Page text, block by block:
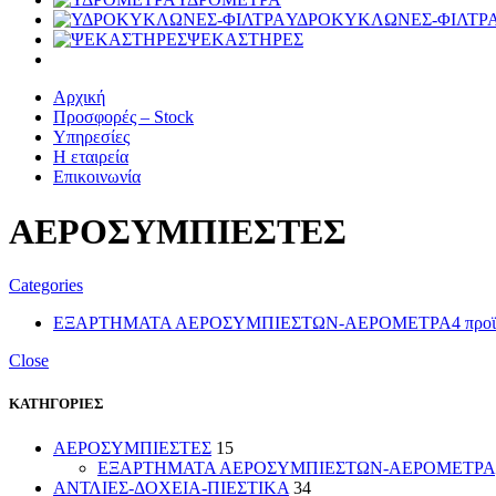
ΥΔΡΟΚΥΚΛΩΝΕΣ-
ΨΕΚΑΣΤΗΡΕΣ
Αρχική
Προσφορές – Stock
Υπηρεσίες
Η εταιρεία
Επικοινωνία
ΑΕΡΟΣΥΜΠΙΕΣΤΕΣ
Categories
ΕΞΑΡΤΗΜΑΤΑ ΑΕΡΟΣΥΜΠΙΕΣΤΩΝ-ΑΕΡΟΜΕΤΡΑ4
Close
ΚΑΤΗΓΟΡΙΕΣ
ΑΕΡΟΣΥΜΠΙΕΣΤΕΣ 15
ΕΞΑΡΤΗΜΑΤΑ ΑΕΡΟΣΥΜΠΙΕΣΤΩΝ-ΑΕΡΟΜΕΤΡΑ
ΑΝΤΛΙΕΣ-ΔΟΧΕΙΑ-ΠΙΕΣΤΙΚΑ 34